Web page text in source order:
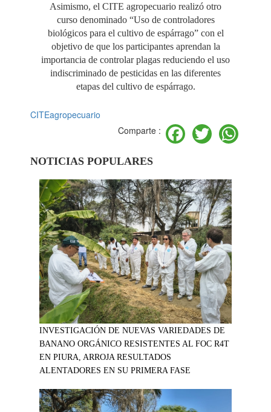
Asimismo, el CITE agropecuario realizó otro
curso denominado “Uso de controladores
biológicos para el cultivo de espárrago” con el
objetivo de que los participantes aprendan la
importancia de controlar plagas reduciendo el uso
indiscriminado de pesticidas en las diferentes
etapas del cultivo de espárrago.
CITEagropecuario
Comparte :
Facebook
Twitter
NOTICIAS POPULARES
INVESTIGACIÓN DE NUEVAS VARIEDADES DE
BANANO ORGÁNICO RESISTENTES AL FOC R4T
EN PIURA, ARROJA RESULTADOS
ALENTADORES EN SU PRIMERA FASE